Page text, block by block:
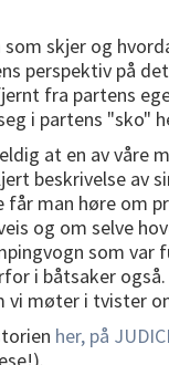
skjer og
perspektiv på
fra partens
i partens "sko"
at en av våre
beskrivelse av
får man høre om
og om selve
som
i båtsaker
vi møter i tvister
her, på